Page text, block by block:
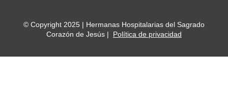
© Copyright 2025 | Hermanas Hospitalarias del Sagrado
Corazón de Jesús | Política de privacidad